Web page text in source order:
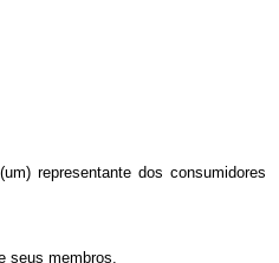
representante dos consumidores
seus membros.